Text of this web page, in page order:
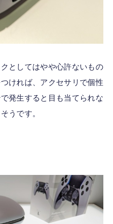
としてはやや心許ないもの
ければ、アクセサリで個性
発生すると目も当てられな
うです。